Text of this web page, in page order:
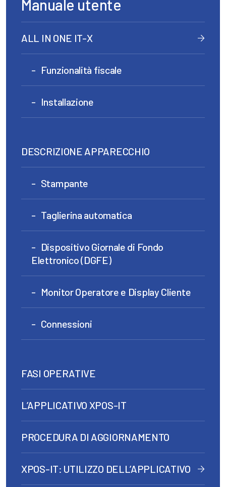
Manuale utente
ALL IN ONE IT-X
Funzionalità fiscale
Installazione
DESCRIZIONE APPARECCHIO
Stampante
Taglierina automatica
Dispositivo Giornale di Fondo
Elettronico (DGFE)
Monitor Operatore e Display Cliente
Connessioni
FASI OPERATIVE
L’APPLICATIVO XPOS-IT
PROCEDURA DI AGGIORNAMENTO
XPOS-IT: UTILIZZO DELL’APPLICATIVO